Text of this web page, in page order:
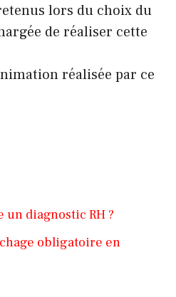
lors du choix du
de réaliser cette
réalisée par ce
un diagnostic RH ?
obligatoire en